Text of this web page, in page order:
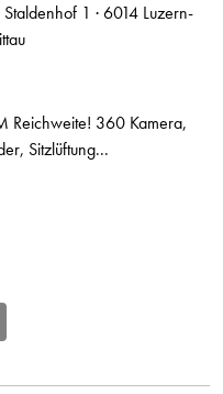
Staldenhof 1 · 6014 Luzern-
Reichweite! 360 Kamera,
Sitzlüftung...